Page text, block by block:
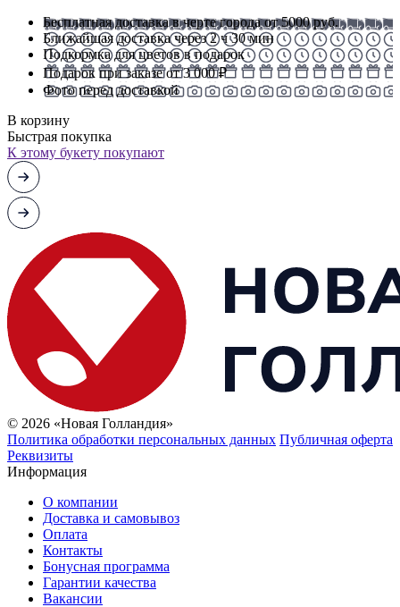
Бесплатная доставка в черте города от 5000 руб.
Ближайшая доставка через 2 ч 30 мин
Подкормка для цветов в подарок
Подарок при заказе от 3 000 ₽
Фото перед доставкой
В корзину
Быстрая покупка
К этому букету покупают
© 2026 «Новая Голландия»
Политика обработки персональных данных Публичная оферта
Реквизиты
Информация
О компании
Доставка и самовывоз
Оплата
Контакты
Бонусная программа
Гарантии качества
Вакансии